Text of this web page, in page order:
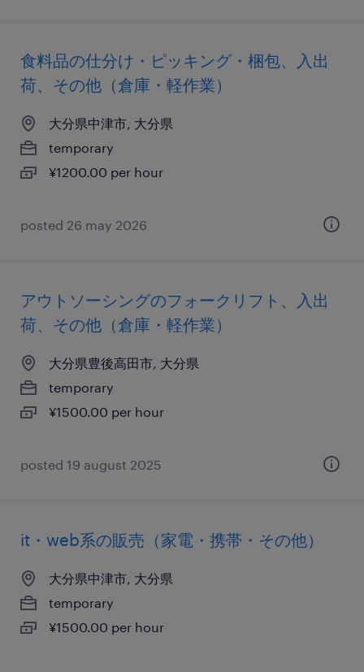
食料品の仕分け・ピッキング・梱包、入出
荷、その他（倉庫・軽作業）
大分県中津市, 大分県
temporary
¥1200.00 per hour
posted 26 may 2026
アウトソーシングのフォークリフト、入出
荷、その他（倉庫・軽作業）
大分県豊後高田市, 大分県
temporary
¥1500.00 per hour
posted 19 august 2025
it・web系の販売（家電・携帯・その他）
大分県中津市, 大分県
temporary
¥1500.00 per hour